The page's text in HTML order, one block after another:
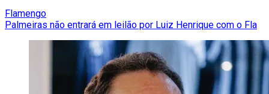
Flamengo
Palmeiras não entrará em leilão por Luiz Henrique com o Fla